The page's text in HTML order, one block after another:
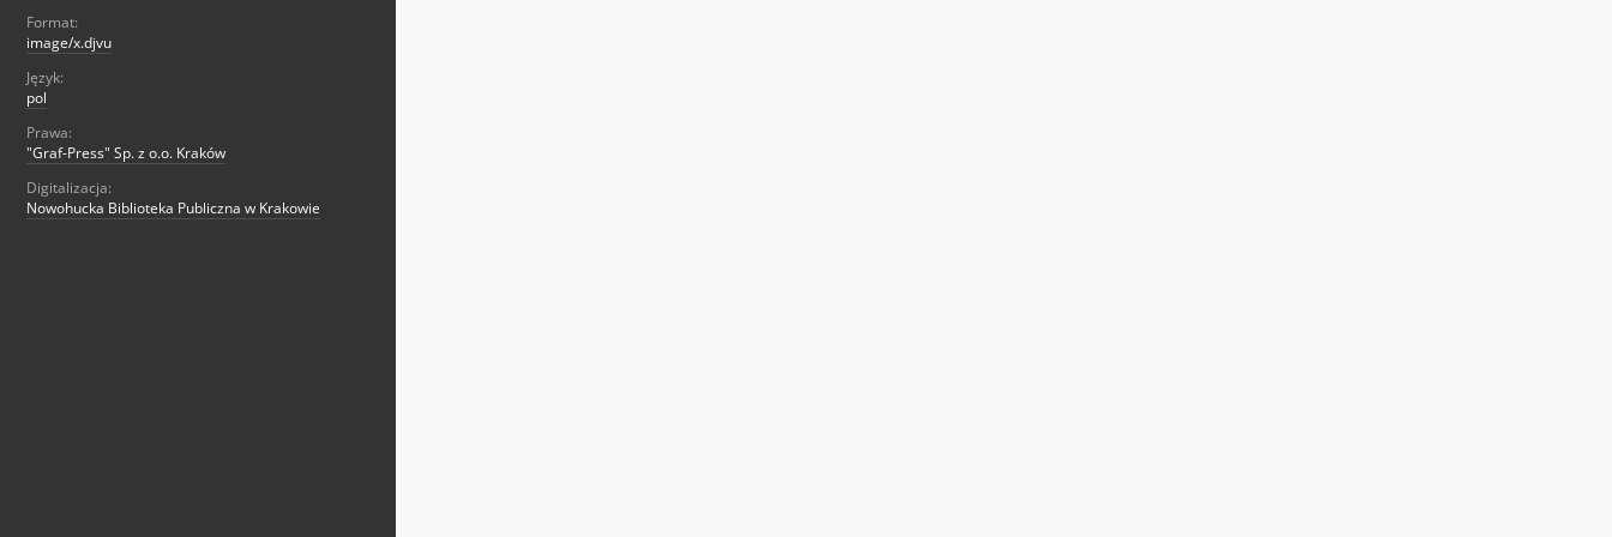
Format:
image/x.djvu
Język:
pol
Prawa:
"Graf-Press" Sp. z o.o. Kraków
Digitalizacja:
Nowohucka Biblioteka Publiczna w Krakowie